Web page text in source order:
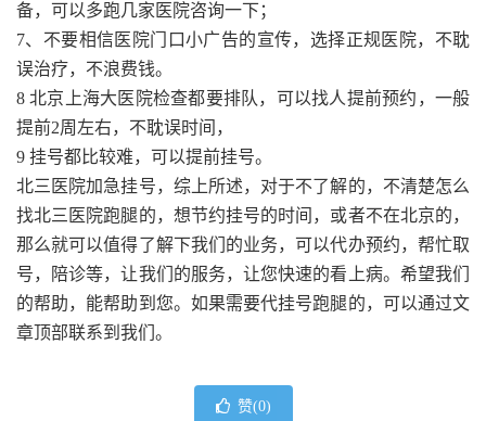
备，可以多跑几家医院咨询一下；
7、不要相信医院门口小广告的宣传，选择正规医院，不耽
误治疗，不浪费钱。
8 北京上海大医院检查都要排队，可以找人提前预约，一般
提前2周左右，不耽误时间，
9 挂号都比较难，可以提前挂号。
北三医院加急挂号，综上所述，对于不了解的，不清楚怎么
找北三医院跑腿的，想节约挂号的时间，或者不在北京的，
那么就可以值得了解下我们的业务，可以代办预约，帮忙取
号，陪诊等，让我们的服务，让您快速的看上病。希望我们
的帮助，能帮助到您。如果需要代挂号跑腿的，可以通过文
章顶部联系到我们。
赞(0)